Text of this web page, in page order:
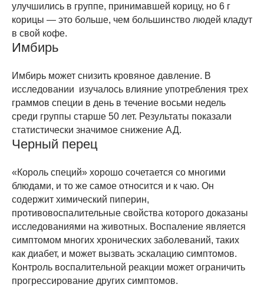
улучшились в группе, принимавшей корицу, но 6 г
корицы — это больше, чем большинство людей кладут
в свой кофе.
Имбирь
Имбирь может снизить кровяное давление. В
исследовании изучалось влияние употребления трех
граммов специи в день в течение восьми недель
среди группы старше 50 лет. Результаты показали
статистически значимое снижение АД.
Черный перец
«Король специй» хорошо сочетается со многими
блюдами, и то же самое относится и к чаю. Он
содержит химический пиперин,
противовоспалительные свойства которого доказаны
исследованиями на животных. Воспаление является
симптомом многих хронических заболеваний, таких
как диабет, и может вызвать эскалацию симптомов.
Контроль воспалительной реакции может ограничить
прогрессирование других симптомов.